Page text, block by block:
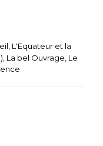
L'Equateur et la
La bel Ouvrage Le